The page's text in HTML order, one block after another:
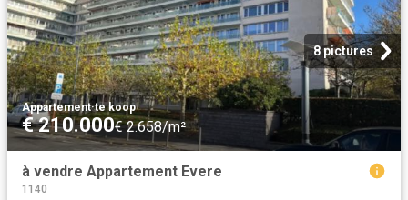
8 pictures
Appartement·te koop
€ 210.000€ 2.658/m²
à vendre Appartement Evere
1140